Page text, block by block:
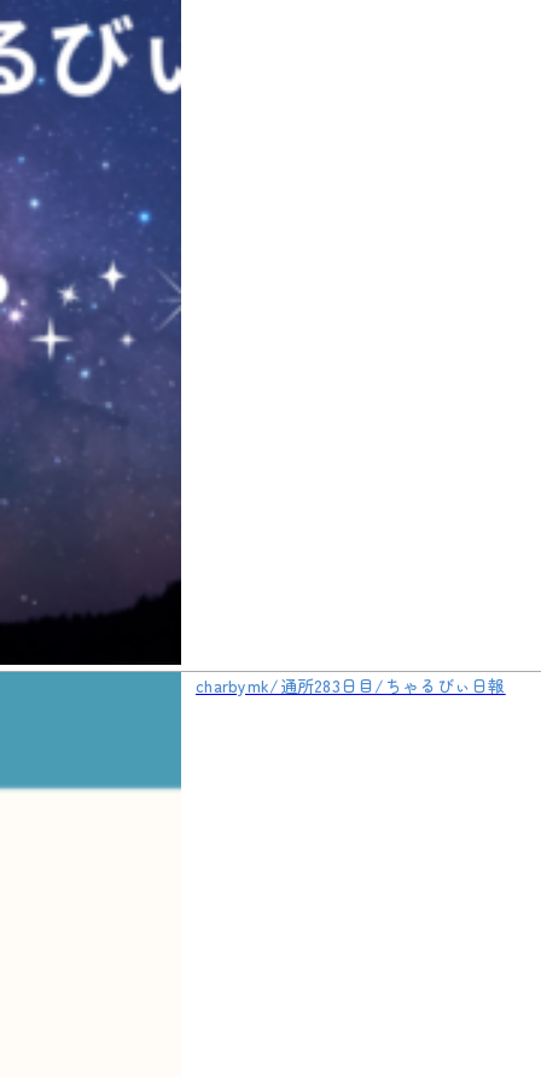
charbymk/通所283日目/ちゃるびぃ日報